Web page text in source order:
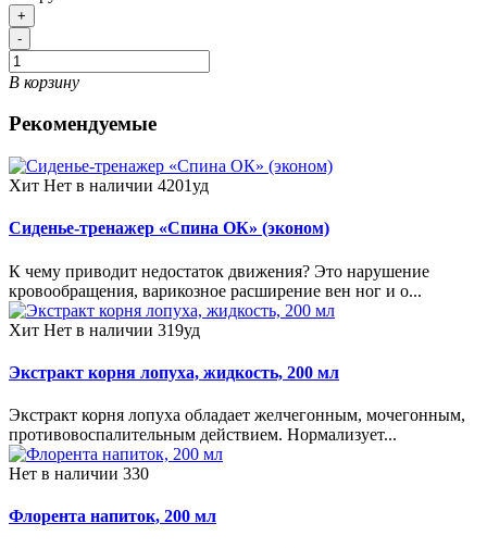
+
-
В корзину
Рекомендуемые
Хит Нет в наличии 4201уд
Сиденье-тренажер «Спина ОК» (эконом)
К чему приводит недостаток движения? Это нарушение
кровообращения, варикозное расширение вен ног и о...
Хит Нет в наличии 319уд
Экстракт корня лопуха, жидкость, 200 мл
Экстракт корня лопуха обладает желчегонным, мочегонным,
противовоспалительным действием. Нормализует...
Нет в наличии 330
Флорента напиток, 200 мл